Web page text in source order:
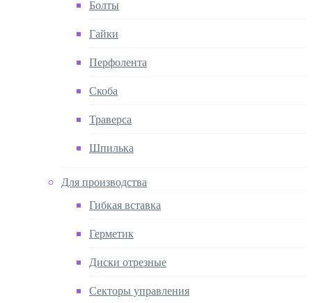
Болты
Гайки
Перфолента
Скоба
Траверса
Шпилька
Для производства
Гибкая вставка
Герметик
Диски отрезные
Секторы управления